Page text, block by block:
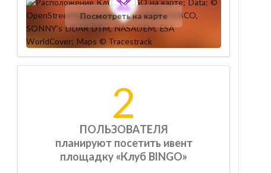
Посмотреть на карте
2
ПОЛЬЗОВАТЕЛЯ
планируют посетить ивент
площадку «Клуб BINGO»